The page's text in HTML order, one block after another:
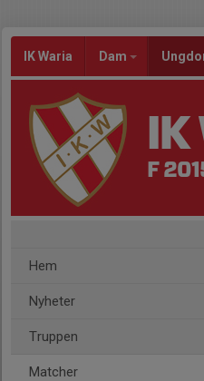
IK Waria Dam
F
Hem
Nyheter
Truppen
Matcher